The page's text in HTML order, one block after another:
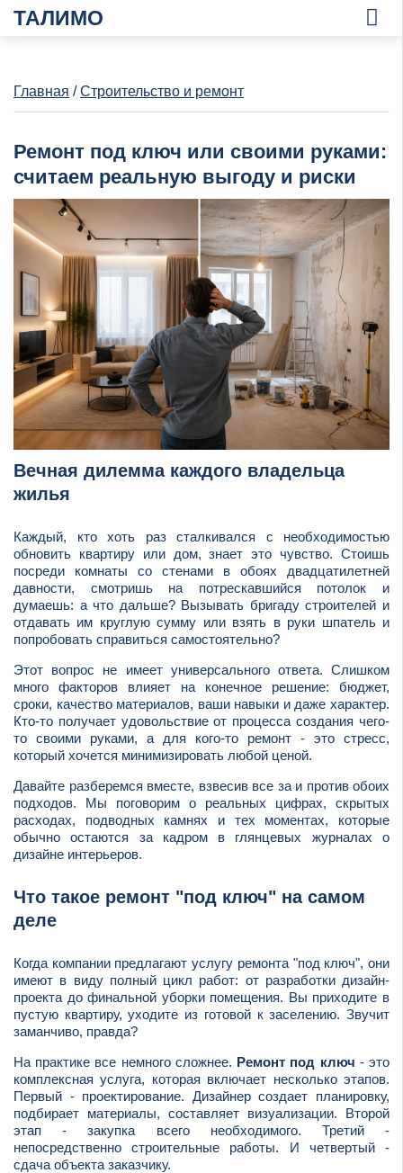
ТАЛИМО
Главная /Строительство и ремонт
Ремонт под ключ или своими руками:
считаем реальную выгоду и риски
Вечная дилемма каждого владельца
жилья
Каждый, кто хоть раз сталкивался с необходимостью
обновить квартиру или дом, знает это чувство. Стоишь
посреди комнаты со стенами в обоях двадцатилетней
давности, смотришь на потрескавшийся потолок и
думаешь: а что дальше? Вызывать бригаду строителей и
отдавать им круглую сумму или взять в руки шпатель и
попробовать справиться самостоятельно?
Этот вопрос не имеет универсального ответа. Слишком
много факторов влияет на конечное решение: бюджет,
сроки, качество материалов, ваши навыки и даже характер.
Кто-то получает удовольствие от процесса создания чего-
то своими руками, а для кого-то ремонт - это стресс,
который хочется минимизировать любой ценой.
Давайте разберемся вместе, взвесив все за и против обоих
подходов. Мы поговорим о реальных цифрах, скрытых
расходах, подводных камнях и тех моментах, которые
обычно остаются за кадром в глянцевых журналах о
дизайне интерьеров.
Что такое ремонт "под ключ" на самом
деле
Когда компании предлагают услугу ремонта "под ключ", они
имеют в виду полный цикл работ: от разработки дизайн-
проекта до финальной уборки помещения. Вы приходите в
пустую квартиру, уходите из готовой к заселению. Звучит
заманчиво, правда?
На практике все немного сложнее. Ремонт под ключ - это
комплексная услуга, которая включает несколько этапов.
Первый - проектирование. Дизайнер создает планировку,
подбирает материалы, составляет визуализации. Второй
этап - закупка всего необходимого. Третий -
непосредственно строительные работы. И четвертый -
сдача объекта заказчику.